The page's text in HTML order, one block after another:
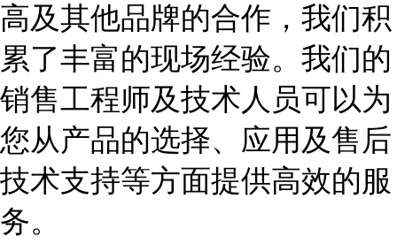
高及其他品牌的合作，我们积
累了丰富的现场经验。我们的
销售工程师及技术人员可以为
您从产品的选择、应用及售后
技术支持等方面提供高效的服
务。